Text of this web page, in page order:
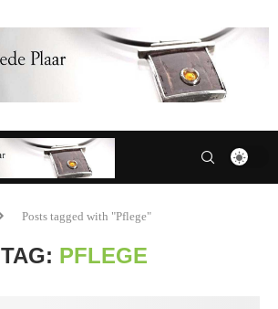
Posts tagged with "Pflege"
TAG: PFLEGE